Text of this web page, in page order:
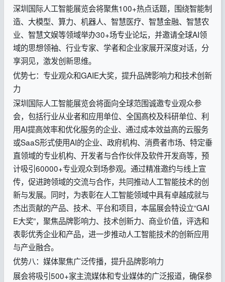
深圳国际人工智能展览会将聚焦100+热点话题，围绕智能制
造、大模型、算力、机器人、智慧医疗、智慧金融、智慧农
业、智慧文娱等领域举办30+场专业论坛，并邀请全球AI领
域的思想领袖、行业专家、学者和企业家展开深度对话，分
享洞见，激发创新思维。
优势七：专业观众和GAIE大奖，提升品牌影响力和技术创新
力
深圳国际人工智能展览会将面向全球范围诚邀专业观众参
会，包括行业从业者和应用单位、全国高校及科研单位、利
用AI提高效率和优化服务的企业、通过成本效益高的云服务
或SaaS形式使用AI的企业、政府机构、消费者市场、特定垂
直领域的专业机构、开发者与合作伙伴及软件开发商等，预
计吸引60000+专业观众到场参观。通过精准邀约与线上宣
传，促进跨领域的交流与合作，共同推动人工智能技术的创
新与发展。同时，为表彰在人工智能领域中具有卓越成就与
杰出贡献的产品、技术、平台和项目，本届展会特设立“GAI
E大奖”，聚焦品牌影响力、技术创新力、商业价值，评选和
表彰优秀企业和产品，进一步推动人工智能技术的创新应用
与产业融合。
优势八：媒体聚焦广泛传播，提升品牌影响力
展会将吸引500+家主流媒体和专业媒体的广泛报道，确保参